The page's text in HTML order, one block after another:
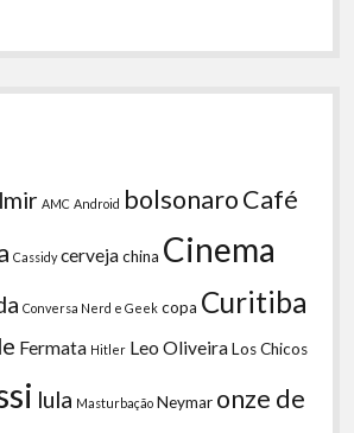
AMC Android bolsonaroCafé
Cassidy cervejachina Cinema
Conversa Nerd e Geek copa Curitiba
Fermata Hitler Leo OliveiraLos Chicos
lula Masturbação Neymar onze de